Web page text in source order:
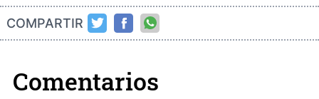
COMPARTIR
Comentarios